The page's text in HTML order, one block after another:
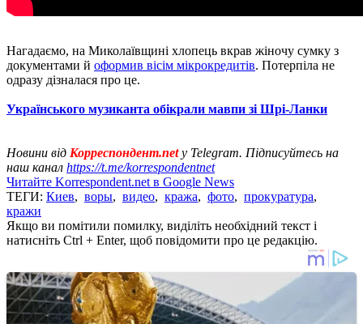
Нагадаємо, на Миколаївщині хлопець вкрав жіночу сумку з
документами й оформив вісім мікрокредитів. Потерпіла не
одразу дізналася про це.
Українського музиканта обікрали мавпи зі Шрі-Ланки
Новини від Корреспондент.netу Telegram. Підписуйтесь на
наш канал https://t.me/korrespondentnet
Читайте Korrespondent.net в Google News
ТЕГИ: Киев, воры, видео, кража, фото, прокуратура,
кражи
Якщо ви помітили помилку, виділіть необхідний текст і
натисніть Ctrl + Enter, щоб повідомити про це редакцію.